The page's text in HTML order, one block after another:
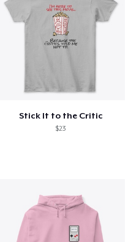
Stick It to the Critic
$23